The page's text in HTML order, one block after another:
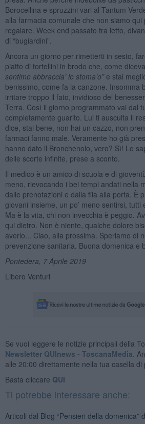
Borocellina e spruzzini vari al Tantum
alla farmacia comunale che non siamo
regalare. Week end passato tra letto,
di “bugiardini”.
Ancora un giorno per rimetterti in sesto,
piatto di tortellini in brodo che, come
sentimo abbraccia’ lo stoma’o”e stai
benissimo, come fa la canzone. Insomma
irritare troppo il fato, invidioso del
Terra. Così il giorno programmato vai dal
completamente guarito. Lui ti ausculta il
dice, stai bene, non hai un cazzo, non
farmaci fanno male. Veramente ho già
hanno dato il Bronchenolo, vero? Sì! Lo
delle scorte infinite, prese a sconto.
Il medico è un amico di scuola e di
meno, rievocando i bei tempi andati nella
dalle prenotazioni e dalla fila alla porta. È
giovani insieme, un po’ meno sentirsi, tutti
Ma è la vita, chi non invecchia è peggio.
qui dietro. Non è niente, qualche dolore
averlo... Ciao, alla prossima. Speriamo di
prevenzione sanitaria. Buona domenica e
Pontedera, 7 Aprile 2019
Libero Venturi
Se vuoi leggere le notizie principali della
Newsletter QUInews - ToscanaMedia.
alle 20:00 direttamente nella tua casella di
Basta cliccare QUI
Ti potrebbe interessare anche:
Articoli dal Blog “Pensieri della domenica”